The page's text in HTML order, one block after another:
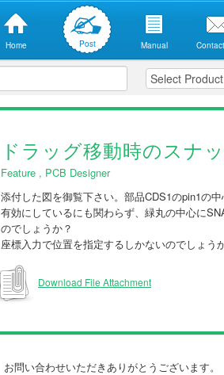
Home Post Manual
ドラッグ移動時のスナ
Feature , PCB Designer
添付した図を御覧下さい。部品CDS1のpin1の
有効にしているにも関わらず、緑丸の中心に
のでしょうか？
座標入力で位置を指定するしかないのでしょう
Download File Attachment
お問い合わせいただきありがとうございます。